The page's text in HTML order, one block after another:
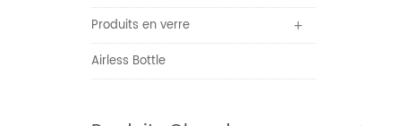
Produits en verre
Airless Bottle